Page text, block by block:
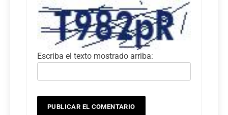
Escriba el texto mostrado arriba: